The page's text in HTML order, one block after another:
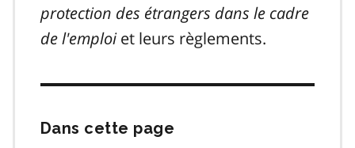
protection des étrangers dans le cadre
de l'emploiet leurs règlements.
Dans cette page